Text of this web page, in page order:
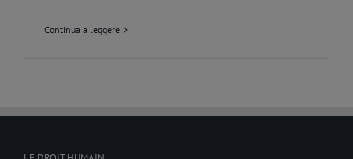
Continua a leggere